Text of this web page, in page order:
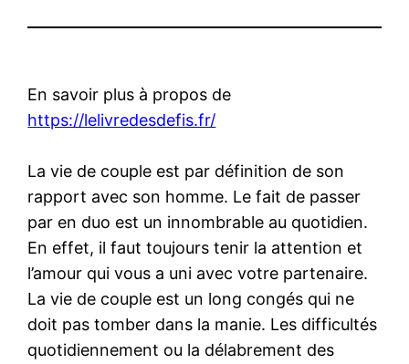
En savoir plus à propos de
https://lelivredesdefis.fr/
La vie de couple est par définition de son
rapport avec son homme. Le fait de passer
par en duo est un innombrable au quotidien.
En effet, il faut toujours tenir la attention et
l’amour qui vous a uni avec votre partenaire.
La vie de couple est un long congés qui ne
doit pas tomber dans la manie. Les difficultés
quotidiennement ou la délabrement des